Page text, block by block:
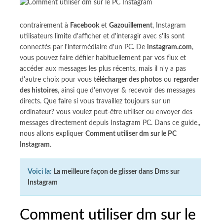
contrairement à Facebooket Gazouillement, Instagram
utilisateurs limite d'afficher et d'interagir avec s'ils sont
connectés par l'intermédiaire d'un PC. De instagram.com,
vous pouvez faire défiler habituellement par vos flux et
accéder aux messages les plus récents, mais il n'y a pas
d'autre choix pour vous télécharger des photos ou regarder
des histoires, ainsi que d'envoyer & recevoir des messages
directs. Que faire si vous travaillez toujours sur un
ordinateur? vous voulez peut-être utiliser ou envoyer des
messages directement depuis Instagram PC. Dans ce guide,,
nous allons expliquer Comment utiliser dm sur le PC
Instagram.
Voici la: La meilleure façon de glisser dans Dms sur
Instagram
Comment utiliser dm sur le